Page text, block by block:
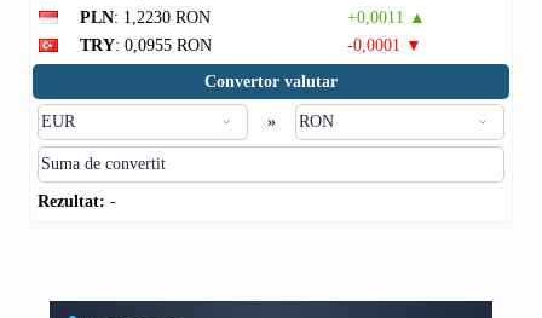
PLN: 1,2230 RON
+0,0011 ▲
TRY: 0,0955 RON
-0,0001 ▼
Convertor valutar
»
Rezultat: -